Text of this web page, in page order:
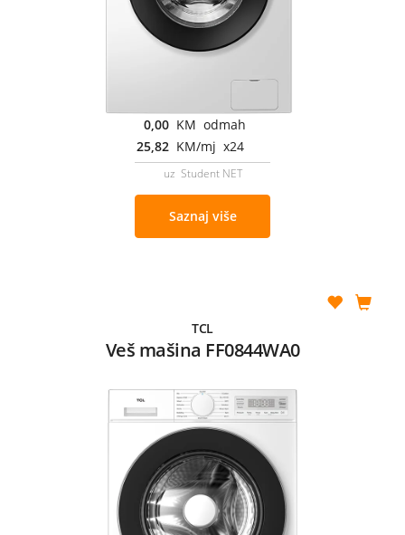
0,00 KM odmah
25,82 KM/mj x24
uz Student NET
Saznaj više
TCL
Veš mašina FF0844WA0